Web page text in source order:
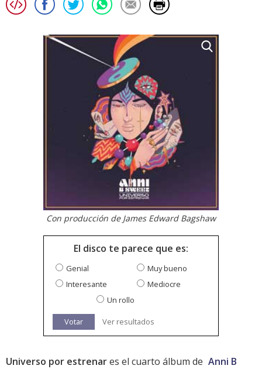
Con producción de James Edward Bagshaw
El disco te parece que es:
Genial
Muy bueno
Interesante
Mediocre
Un rollo
Votar Ver resultados
Universo por estrenares el cuarto álbum de Anni B